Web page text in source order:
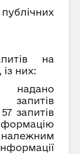
на
них:
запитів